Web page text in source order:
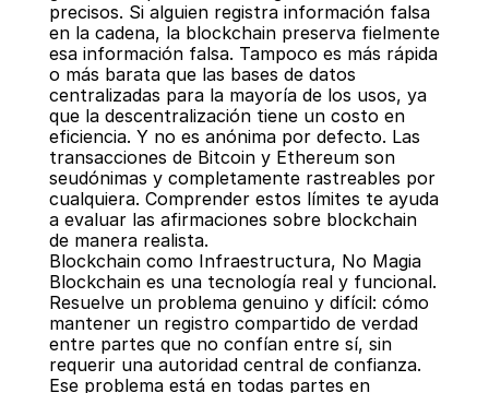
precisos. Si alguien registra información falsa
en la cadena, la blockchain preserva fielmente
esa información falsa. Tampoco es más rápida
o más barata que las bases de datos
centralizadas para la mayoría de los usos, ya
que la descentralización tiene un costo en
eficiencia. Y no es anónima por defecto. Las
transacciones de Bitcoin y Ethereum son
seudónimas y completamente rastreables por
cualquiera. Comprender estos límites te ayuda
a evaluar las afirmaciones sobre blockchain
de manera realista.
Blockchain como Infraestructura, No Magia
Blockchain es una tecnología real y funcional.
Resuelve un problema genuino y difícil: cómo
mantener un registro compartido de verdad
entre partes que no confían entre sí, sin
requerir una autoridad central de confianza.
Ese problema está en todas partes en